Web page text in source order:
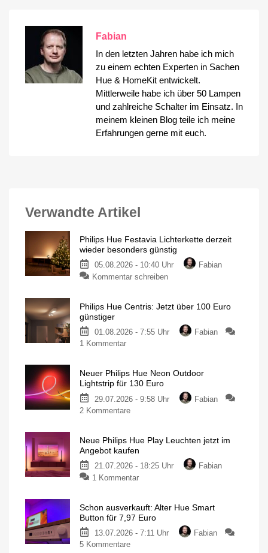
Fabian
In den letzten Jahren habe ich mich
zu einem echten Experten in Sachen
Hue & HomeKit entwickelt.
Mittlerweile habe ich über 50 Lampen
und zahlreiche Schalter im Einsatz. In
meinem kleinen Blog teile ich meine
Erfahrungen gerne mit euch.
Verwandte Artikel
Philips Hue Festavia Lichterkette derzeit
wieder besonders günstig
05.08.2026 - 10:40 Uhr
Fabian
Kommentar schreibenzu
Festavia
derzeit
LEDs
Philips Hue Centris: Jetzt über 100 Euro
günstiger
01.08.2026 - 7:55 Uhr
Fabian
1 Kommentarzu
Centris:
Jetzt
über
100
Individuelle
Deckenleuchte
mit
Lumen
Neuer Philips Hue Neon Outdoor
Lightstrip für 130 Euro
29.07.2026 - 9:58 Uhr
Fabian
2 Kommentarezu
Hue
Neon
Outdoor
Lightstrip
Euro
Ausgestattet
Gradient-
Neue Philips Hue Play Leuchten jetzt im
Angebot kaufen
21.07.2026 - 18:25 Uhr
Fabian
1 Kommentarzu
Hue
Play
Leuchten
Schon ausverkauft: Alter Hue Smart
Button für 7,97 Euro
13.07.2026 - 7:11 Uhr
Fabian
5 Kommentarezu